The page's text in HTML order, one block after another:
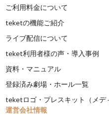
ご利用料金について
teketの機能ご紹介
ライブ配信について
teket利用者様の声・導入事例
資料・マニュアル
登録済み劇場・ホール一覧
teketロゴ・プレスキット（メデ
運営会社情報